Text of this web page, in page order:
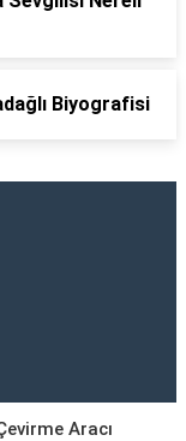
Biyografisi
Aracı